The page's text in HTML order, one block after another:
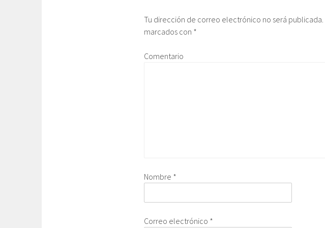
Tu dirección de correo electrónico no será publicada.
marcados con *
Comentario
Nombre *
Correo electrónico *